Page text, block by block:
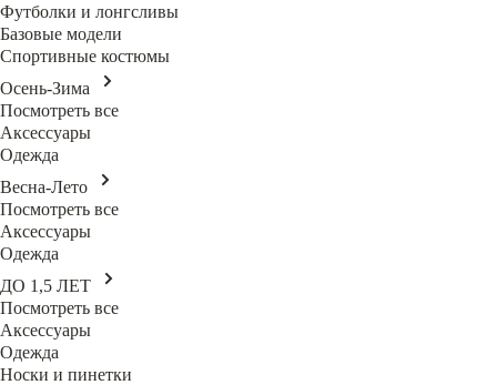
Футболки и лонгсливы
Базовые модели
Спортивные костюмы
Осень-Зима
Посмотреть все
Аксессуары
Одежда
Весна-Лето
Посмотреть все
Аксессуары
Одежда
ДО 1,5 ЛЕТ
Посмотреть все
Аксессуары
Одежда
Носки и пинетки